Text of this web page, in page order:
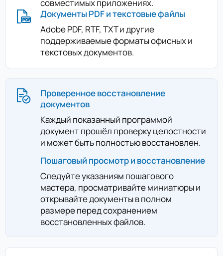
совместимых приложениях.
Документы PDF и текстовые файлы
Adobe PDF, RTF, TXT и другие
поддерживаемые форматы офисных и
текстовых документов.
Проверенное восстановление
документов
Каждый показанный программой
документ прошёл проверку целостности
и может быть полностью восстановлен.
Пошаговый просмотр и восстановление
Следуйте указаниям пошагового
мастера, просматривайте миниатюры и
открывайте документы в полном
размере перед сохранением
восстановленных файлов.